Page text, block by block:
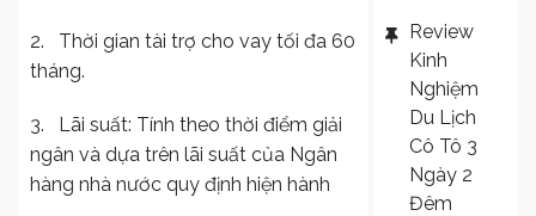
2. Thời gian tài trợ cho vay tối đa 60
tháng.
3. Lãi suất: Tính theo thời điểm giải
ngân và dựa trên lãi suất của Ngân
hàng nhà nước quy định hiện hành
Review
Kinh
Nghiệm
Du Lịch
Cô Tô 3
Ngày 2
Đêm